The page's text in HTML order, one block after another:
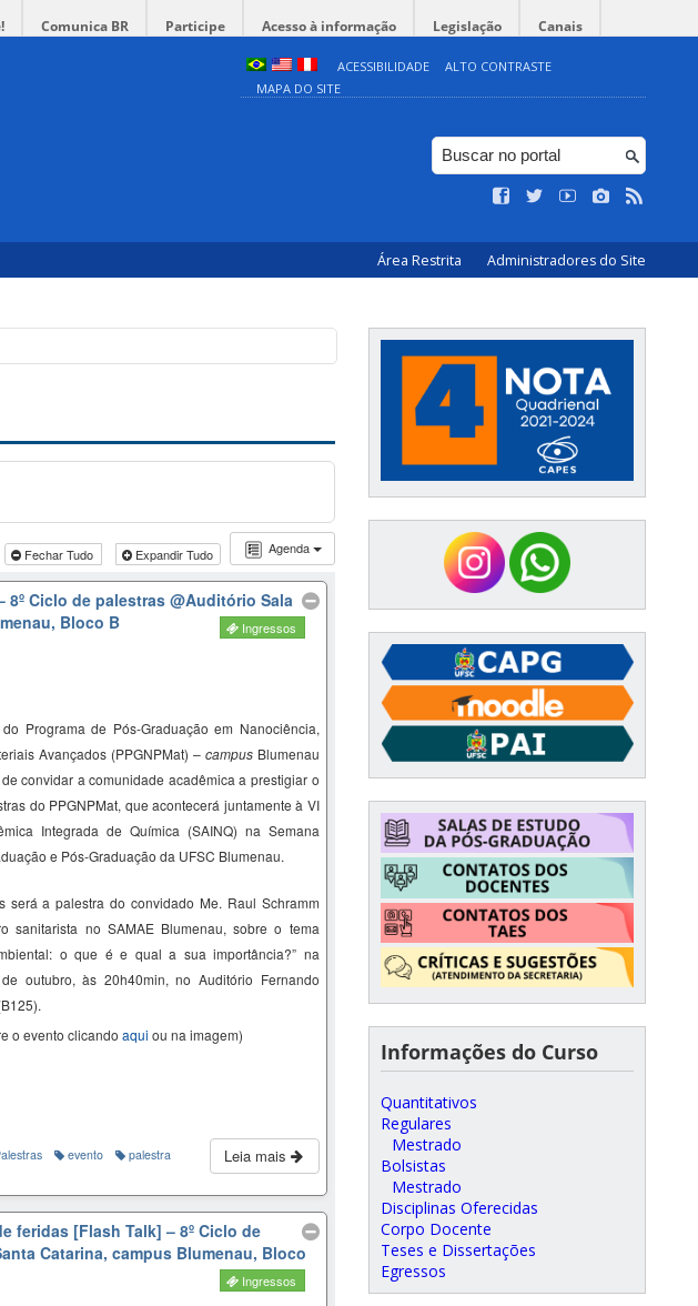
Comunica BR Participe Acesso à informação Legislação Canais
ACESSIBILIDADE
ALTO CONTRASTE
MAPA DO SITE
Área Restrita Administradores do Site
Agenda
Fechar Tudo Expandir Tudo
8º Ciclo de palestras@Auditório Sala
Bloco B
Ingressos
Programa de Pós-Graduação em Nanociência,
Avançados (PPGNPMat) – campusBlumenau
convidar a comunidade acadêmica a prestigiar o
do PPGNPMat, que acontecerá juntamente à VI
Integrada de Química (SAINQ) na Semana
e Pós-Graduação da UFSC Blumenau.
será a palestra do convidado Me. Raul Schramm
sanitarista no SAMAE Blumenau, sobre o tema
o que é e qual a sua importância?” na
outubro, às 20h40min, no Auditório Fernando
o evento clicando aqui ou na imagem)
Leia mais
evento
palestra
feridas [Flash Talk] – 8º Ciclo de
Catarina, campus Blumenau, Bloco
Ingressos
Informações do Curso
Quantitativos
Regulares
Mestrado
Bolsistas
Mestrado
Disciplinas Oferecidas
Corpo Docente
Teses e Dissertações
Egressos